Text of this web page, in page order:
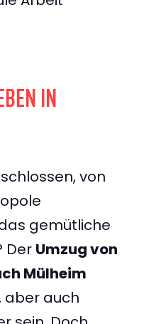
IN
von
gemütliche
Der Umzug von
Mülheim
aber auch